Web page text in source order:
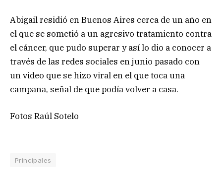
Abigail residió en Buenos Aires cerca de un año en
el que se sometió a un agresivo tratamiento contra
el cáncer, que pudo superar y así lo dio a conocer a
través de las redes sociales en junio pasado con
un video que se hizo viral en el que toca una
campana, señal de que podía volver a casa.
Fotos Raúl Sotelo
Principales